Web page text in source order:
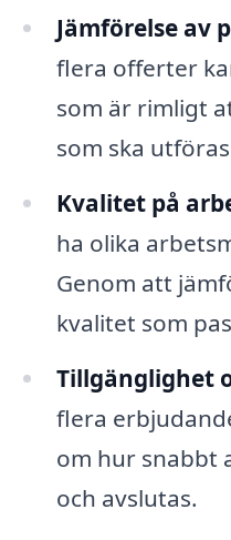
Jämförelse av
flera offerter
som är rimligt
som ska
Kvalitet på
ha olika
Genom att
kvalitet som
Tillgänglighet
flera
om hur snabbt
och avslutas.